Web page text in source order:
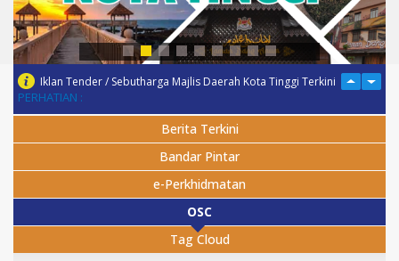
PERHATIAN :
Iklan Tender / Sebutharga Majlis Daerah Kota Tinggi Terkini
Berita Terkini
Bandar Pintar
e-Perkhidmatan
OSC
Tag Cloud